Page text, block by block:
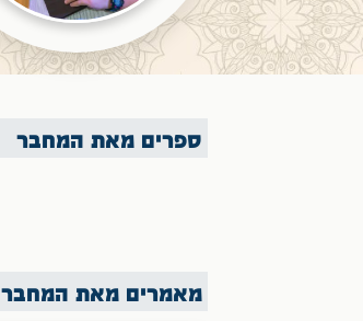
ספרים מאת המחבר
מאמרים מאת המחבר